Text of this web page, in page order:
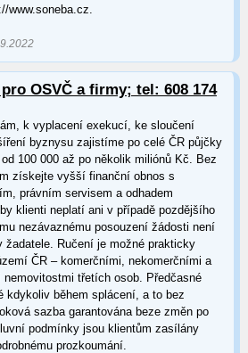
www.soneba.cz.
OSVČ a firmy; tel: 608 174
k vyplacení exekucí, ke sloučení
byznysu zajistíme po celé ČR půjčky
100 000 až po několik miliónů Kč. Bez
získejte vyšší finanční obnos s
právním servisem a odhadem
klienti neplatí ani v případě pozdějšího
nezávaznému posouzení žádosti není
žadatele. Ručení je možné prakticky
ČR – komerčními, nekomerčními a
třetích osob. Předčasné
kdykoliv během splácení, a to bez
sazba garantována beze změn po
podmínky jsou klientům zasílány
prozkoumání.